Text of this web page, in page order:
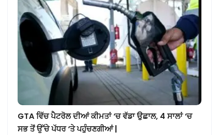
GTA ਵਿੱਚ ਪੈਟਰੋਲ ਦੀਆਂ ਕੀਮਤਾਂ ‘ਚ ਵੱਡਾ ਉਛਾਲ, 4 ਸਾਲਾਂ ‘ਚ
ਸਭ ਤੋਂ ਉੱਚੇ ਪੱਧਰ ‘ਤੇ ਪਹੁੰਚਣਗੀਆਂ |